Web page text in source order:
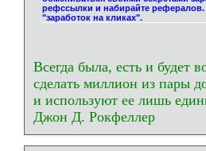
рефссылки и набирайте
"заработок на кликах".
Всегда была, есть и будет
сделать миллион из пары
и используют ее лишь
Джон Д. Рокфеллер